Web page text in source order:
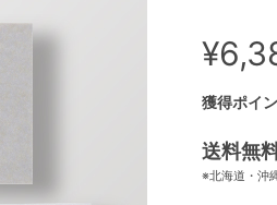
獲得ポイ
送料無
※北海道・沖